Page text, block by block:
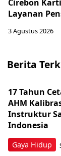
Cirebon
Layanan
3 Agustus 2026
Berita
Gaya Hidup
17 Tahun
AHM
Instruktur
Indonesia